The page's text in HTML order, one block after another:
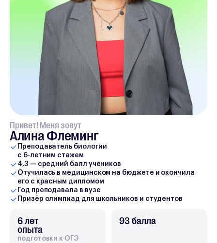
Привет! Меня зовут
Алина Флеминг
Преподаватель биологии
с 6-летним стажем
4,3 — средний балл учеников
Отучилась в медицинском на бюджете и окончила
его с красным дипломом
Год преподавала в вузе
Призёр олимпиад для школьников и студентов
6 лет
опыта
подготовки к ОГЭ
93 балла